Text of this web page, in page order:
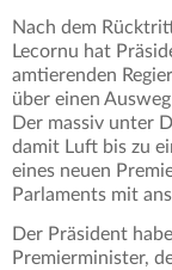
Nach dem
Lecornu hat
amtierenden
über einen
Der massiv unter
damit Luft bis zu
eines neuen
Parlaments mit
Der Präsident
Premierminister,